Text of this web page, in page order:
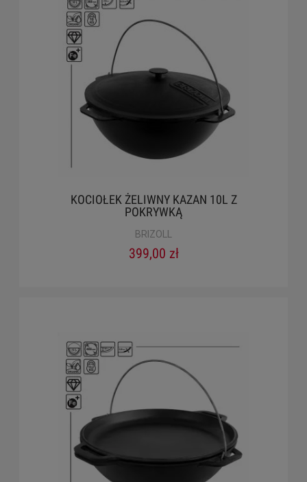
KOCIOŁEK ŻELIWNY KAZAN 10L Z
POKRYWKĄ
BRIZOLL
399,00 zł